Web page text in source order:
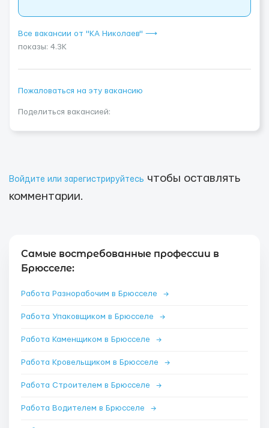
Все вакансии от "КА Николаев" ⟶
показы: 4.3K
Пожаловаться на эту вакансию
Поделиться вакансией:
Войдите или зарегистрируйтесь чтобы оставлять
комментарии.
Самые востребованные профессии в
Брюсселе:
Работа Разнорабочим в Брюсселе →
Работа Упаковщиком в Брюсселе →
Работа Каменщиком в Брюсселе →
Работа Кровельщиком в Брюсселе →
Работа Строителем в Брюсселе →
Работа Водителем в Брюсселе →